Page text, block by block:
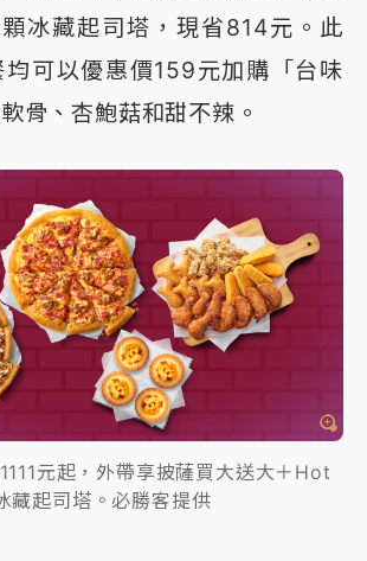
冰藏起司塔，現省814元。此
可以優惠價159元加購「台味
骨、杏鮑菇和甜不辣。
元起，外帶享披薩買大送大＋Hot
藏起司塔。必勝客提供